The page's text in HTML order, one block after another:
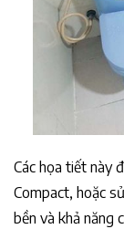
Các họa tiết này
Compact, hoặc
bền và khả năng